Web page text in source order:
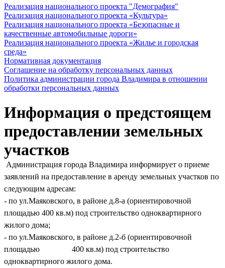
Реализация национального проекта "Демография"
Реализация национального проекта «Культура»
Реализация национального проекта «Безопасные и
качественные автомобильные дороги»
Реализация национального проекта «Жилье и городская
среда»
Нормативная документация
Соглашение на обработку персональных данных
Политика администрации города Владимира в отношении
обработки персональных данных
Информация о предстоящем
предоставлении земельных
участков
Администрация города Владимира информирует о приеме
заявлений на предоставление в аренду земельных участков по
следующим адресам:
- по ул.Маяковского, в районе д.8-а (ориентировочной
площадью 400 кв.м) под строительство одноквартирного
жилого дома;
- по ул.Маяковского, в районе д.2-б (ориентировочной
площадью 400 кв.м) под строительство
одноквартирного жилого дома.